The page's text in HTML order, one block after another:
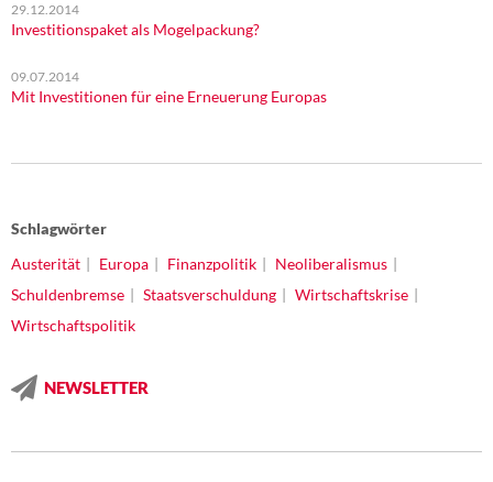
29.12.2014
Investitionspaket als Mogelpackung?
09.07.2014
Mit Investitionen für eine Erneuerung Europas
Schlagwörter
Austerität
Europa Finanzpolitik
Neoliberalismus
Schuldenbremse
Staatsverschuldung
Wirtschaftskrise
Wirtschaftspolitik
NEWSLETTER